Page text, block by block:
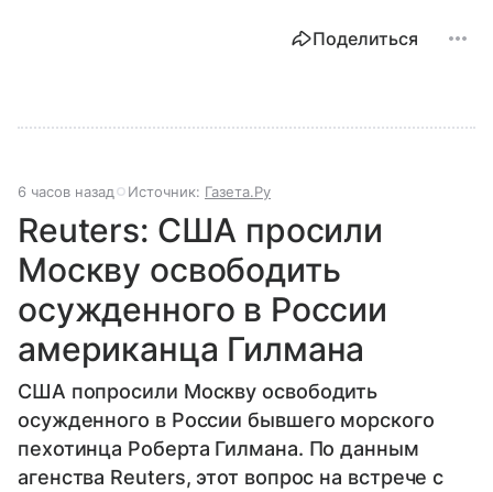
Поделиться
6 часов назад Источник: Газета.Ру
Reuters: США просили
Москву освободить
осужденного в России
американца Гилмана
США попросили Москву освободить
осужденного в России бывшего морского
пехотинца Роберта Гилмана. По данным
агенства Reuters, этот вопрос на встрече с